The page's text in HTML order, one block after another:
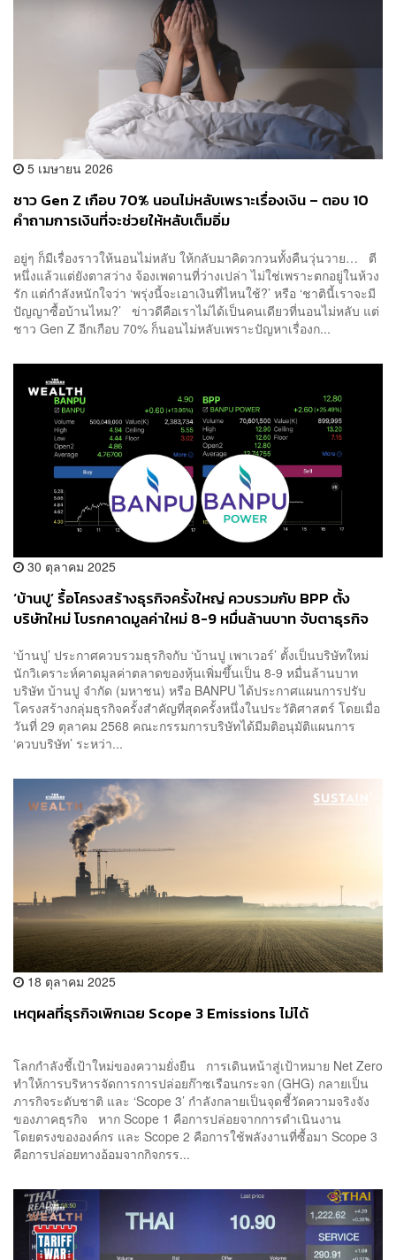
5 เมษายน 2026
ชาว Gen Z เกือบ 70% นอนไม่หลับเพราะเรื่องเงิน – ตอบ 10
คำถามการเงินที่จะช่วยให้หลับเต็มอิ่ม
อยู่ๆ ก็มีเรื่องราวให้นอนไม่หลับ ให้กลับมาคิดวกวนทั้งคืนวุ่นวาย… ตี
หนึ่งแล้วแต่ยังตาสว่าง จ้องเพดานที่ว่างเปล่า ไม่ใช่เพราะตกอยู่ในห้วง
รัก แต่กำลังหนักใจว่า ‘พรุ่งนี้จะเอาเงินที่ไหนใช้?’ หรือ ‘ชาตินี้เราจะมี
ปัญญาซื้อบ้านไหม?’ ข่าวดีคือเราไม่ได้เป็นคนเดียวที่นอนไม่หลับ แต่
ชาว Gen Z อีกเกือบ 70% ก็นอนไม่หลับเพราะปัญหาเรื่องก...
30 ตุลาคม 2025
‘บ้านปู’ รื้อโครงสร้างธุรกิจครั้งใหญ่ ควบรวมกับ BPP ตั้ง
บริษัทใหม่ โบรกคาดมูลค่าใหม่ 8-9 หมื่นล้านบาท จับตาธุรกิจ
‘บ้านปู’ ประกาศควบรวมธุรกิจกับ ‘บ้านปู เพาเวอร์’ ตั้งเป็นบริษัทใหม่
นักวิเคราะห์คาดมูลค่าตลาดของหุ้นเพิ่มขึ้นเป็น 8-9 หมื่นล้านบาท
บริษัท บ้านปู จำกัด (มหาชน) หรือ BANPU ได้ประกาศแผนการปรับ
โครงสร้างกลุ่มธุรกิจครั้งสำคัญที่สุดครั้งหนึ่งในประวัติศาสตร์ โดยเมื่อ
วันที่ 29 ตุลาคม 2568 คณะกรรมการบริษัทได้มีมติอนุมัติแผนการ
‘ควบบริษัท’ ระหว่า...
18 ตุลาคม 2025
เหตุผลที่ธุรกิจเพิกเฉย Scope 3 Emissions ไม่ได้
โลกกำลังชี้เป้าใหม่ของความยั่งยืน การเดินหน้าสู่เป้าหมาย Net Zero
ทำให้การบริหารจัดการการปล่อยก๊าซเรือนกระจก (GHG) กลายเป็น
ภารกิจระดับชาติ และ ‘Scope 3’ กำลังกลายเป็นจุดชี้วัดความจริงจัง
ของภาคธุรกิจ หาก Scope 1 คือการปล่อยจากการดำเนินงาน
โดยตรงขององค์กร และ Scope 2 คือการใช้พลังงานที่ซื้อมา Scope 3
คือการปล่อยทางอ้อมจากกิจกรร...